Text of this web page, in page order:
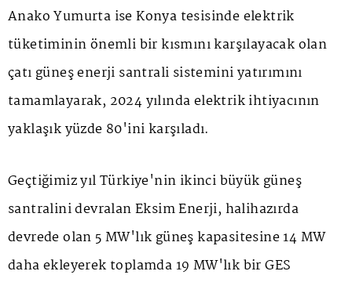
Anako Yumurta ise Konya tesisinde elektrik
tüketiminin önemli bir kısmını karşılayacak olan
çatı güneş enerji santrali sistemini yatırımını
tamamlayarak, 2024 yılında elektrik ihtiyacının
yaklaşık yüzde 80'ini karşıladı.
Geçtiğimiz yıl Türkiye'nin ikinci büyük güneş
santralini devralan Eksim Enerji, halihazırda
devrede olan 5 MW'lık güneş kapasitesine 14 MW
daha ekleyerek toplamda 19 MW'lık bir GES